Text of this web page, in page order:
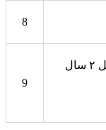
8
9
سابقه کار در حوزه مرتبط حداقل ۲ سال